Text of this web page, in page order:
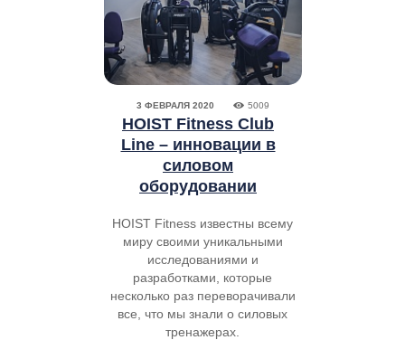
3 ФЕВРАЛЯ 2020 5009
HOIST Fitness Club
Line – инновации в
силовом
оборудовании
HOIST Fitness известны всему
миру своими уникальными
исследованиями и
разработками, которые
несколько раз переворачивали
все, что мы знали о силовых
тренажерах.